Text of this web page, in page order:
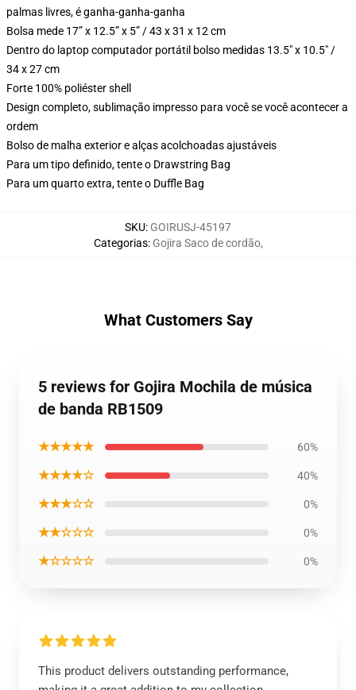
palmas livres, é ganha-ganha-ganha
Bolsa mede 17” x 12.5” x 5” / 43 x 31 x 12 cm
Dentro do laptop computador portátil bolso medidas 13.5" x 10.5" /
34 x 27 cm
Forte 100% poliéster shell
Design completo, sublimação impresso para você se você acontecer a
ordem
Bolso de malha exterior e alças acolchoadas ajustáveis
Para um tipo definido, tente o Drawstring Bag
Para um quarto extra, tente o Duffle Bag
SKU: GOIRUSJ-45197
Categorias: Gojira Saco de cordão,
What Customers Say
5 reviews for Gojira Mochila de música
de banda RB1509
★★★★★ 60%
★★★★☆ 40%
★★★☆☆ 0%
★★☆☆☆ 0%
★☆☆☆☆ 0%
This product delivers outstanding performance,